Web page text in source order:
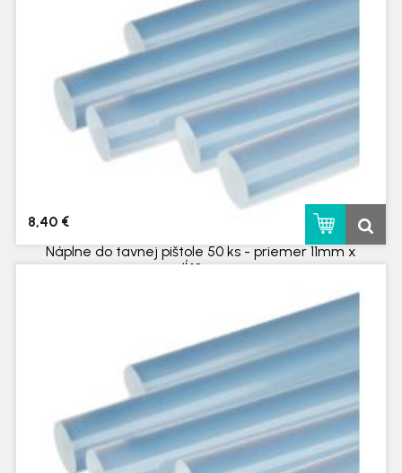
Náplne do tavnej pištole 50 ks - priemer 11mm x
dĺ.10 cm
8,40 €